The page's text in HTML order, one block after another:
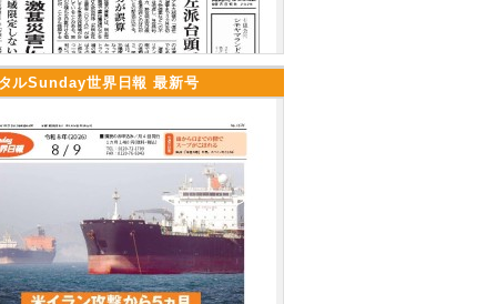
ルSunday世界日報 最新号